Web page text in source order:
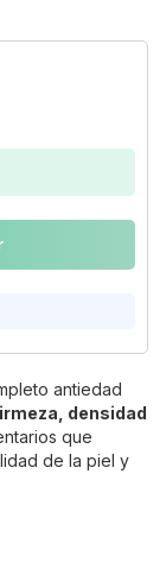
antiedad
densidad
que
de la piel y